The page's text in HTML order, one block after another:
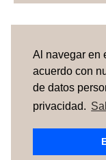
Al navegar en
acuerdo con
de datos
privacidad.
¿No has
TÉRMINOS Y
CÓMO FUNCIONA
ESPAÑA|